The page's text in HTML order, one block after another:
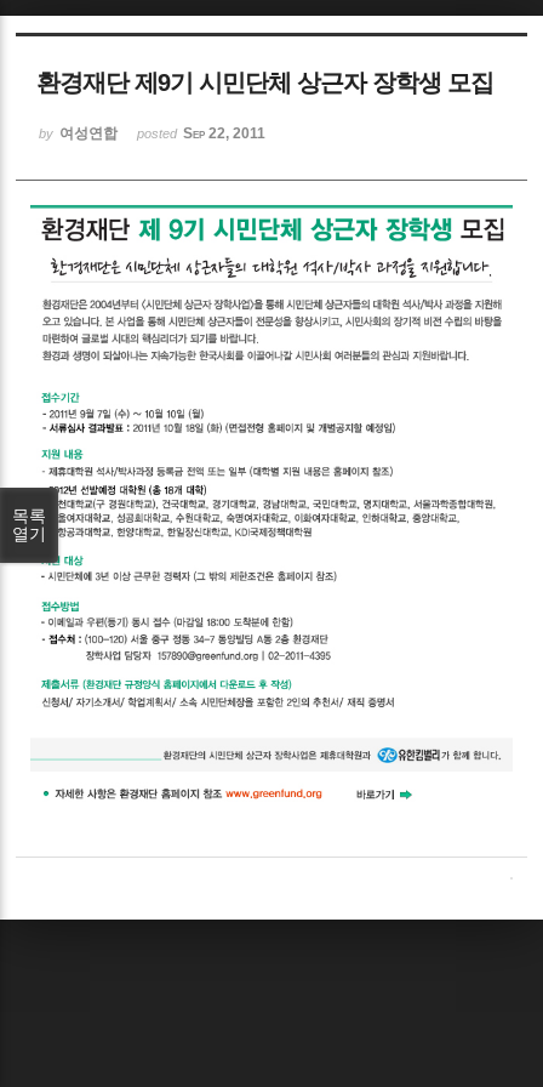
환경재단 제9기 시민단체 상근자 장학생 모집
by 여성연합 posted Sep 22, 2011
목록
열기
Sketchbook5, 스케치북5
Sketchbook5, 스케치북5